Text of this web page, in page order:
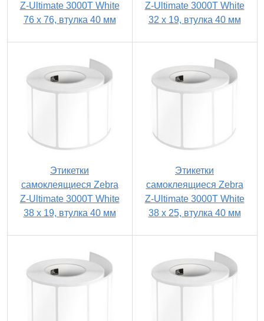
Z-Ultimate 3000T White
76 x 76, втулка 40 мм
Z-Ultimate 3000T White
32 x 19, втулка 40 мм
Этикетки
самоклеящиеся Zebra
Z-Ultimate 3000T White
38 x 19, втулка 40 мм
Этикетки
самоклеящиеся Zebra
Z-Ultimate 3000T White
38 x 25, втулка 40 мм